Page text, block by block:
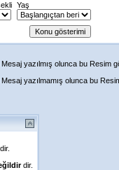
Yaş
yazılmış olunca bu Resim
yazılmamış olunca bu
dir.